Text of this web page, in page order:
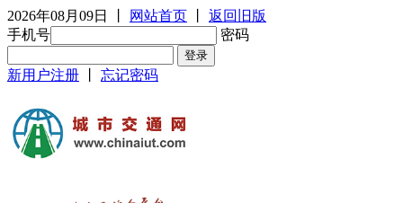
2026年08月09日 网站首页
返回旧版
手机号
密码
新用户注册 忘记密码